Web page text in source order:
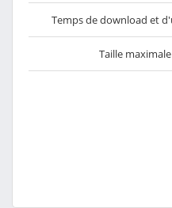
Temps de download et
Taille